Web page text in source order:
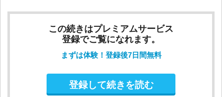
この続きはプレミアムサービス
登録でご覧になれます。
まずは体験！登録後7日間無料
登録して続きを読む